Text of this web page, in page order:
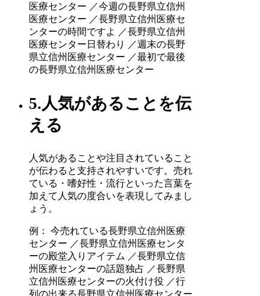
医療センター ／今週の長野県立信州
医療センター ／長野県立信州医療セ
ンターの時間ですよ ／長野県立信州
医療センター日替わり ／週末の長野
県立信州医療センター ／最初で最後
の長野県立信州医療センター
5.人気があることを伝
える
人気があることや注目されていること
が伝わると支持されやすいです。売れ
ている・嗜好性・流行といった言葉を
加えて人気の度合いを表現してみまし
ょう。
例： 今売れている長野県立信州医療
センター ／長野県立信州医療センタ
ーの殿堂入りアイテム ／長野県立信
州医療センターの話題独占 ／長野県
立信州医療センターの火付け役 ／行